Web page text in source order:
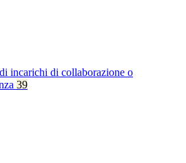
incarichi di collaborazione o
39